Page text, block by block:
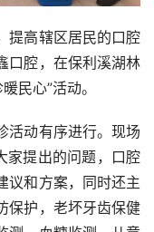
提高辖区居民的口腔
口腔，在保利溪湖林
民心”活动。
活动有序进行。现场
家提出的问题，口腔
议和方案，同时还主
保护，老坏牙齿保健